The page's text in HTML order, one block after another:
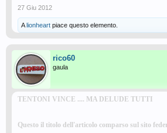
27 Giu 2012
Alionheart piace questo elemento.
rico60
gaula
TENTONI VINCE .... MA DELUDE TUTTI
Questo il titolo dell'articolo comparso sul sito